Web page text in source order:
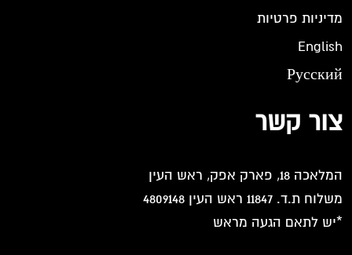
מדיניות פרטיות
English
Русский
צור קשר
המלאכה 18, פארק אפק, ראש העין
משלוח ת.ד. 11847 ראש העין 4809148
*יש לתאם הגעה מראש